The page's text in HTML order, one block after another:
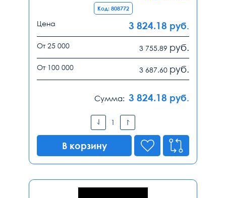
Код: 808772
Цена 3 824.18 руб.
От 25 000 3 755.89 руб.
От 100 000 3 687.60 руб.
Сумма: 3 824.18 руб.
В корзину